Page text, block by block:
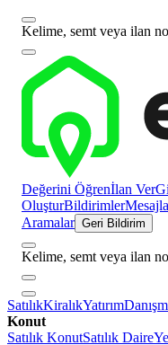
Kelime, semt veya ilan
Değerini Öğrenİlan Ver
OluşturBildirimler
Aramalar Geri Bildirim
Kelime, semt veya ilan
SatılıkKiralıkYatırım
Konut
Satılık KonutSatılık Daire